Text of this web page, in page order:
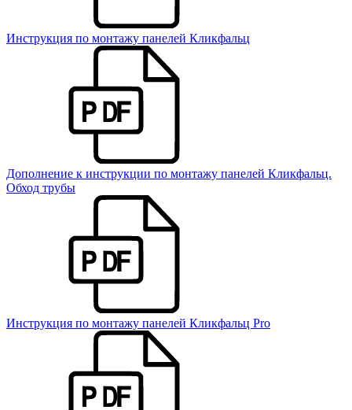
Инструкция по монтажу панелей Кликфальц
Дополнение к инструкции по монтажу панелей Кликфальц.
Обход трубы
Инструкция по монтажу панелей Кликфальц Pro